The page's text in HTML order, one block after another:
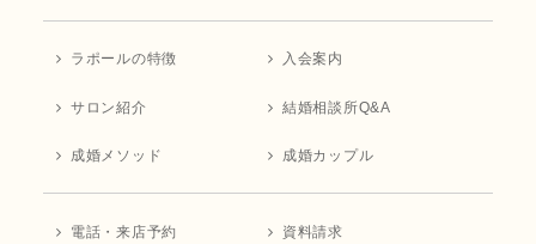
ラポールの特徴 入会案内
サロン紹介 結婚相談所Q&A
成婚メソッド 成婚カップル
電話・来店予約 資料請求